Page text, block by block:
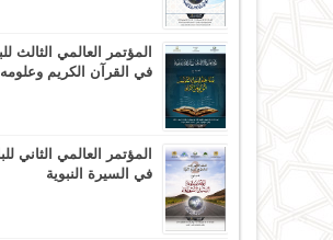
المؤتمر العالمي الثالث
في القرآن الكريم وعلومه
المؤتمر العالمي الثاني
في السيرة النبوية